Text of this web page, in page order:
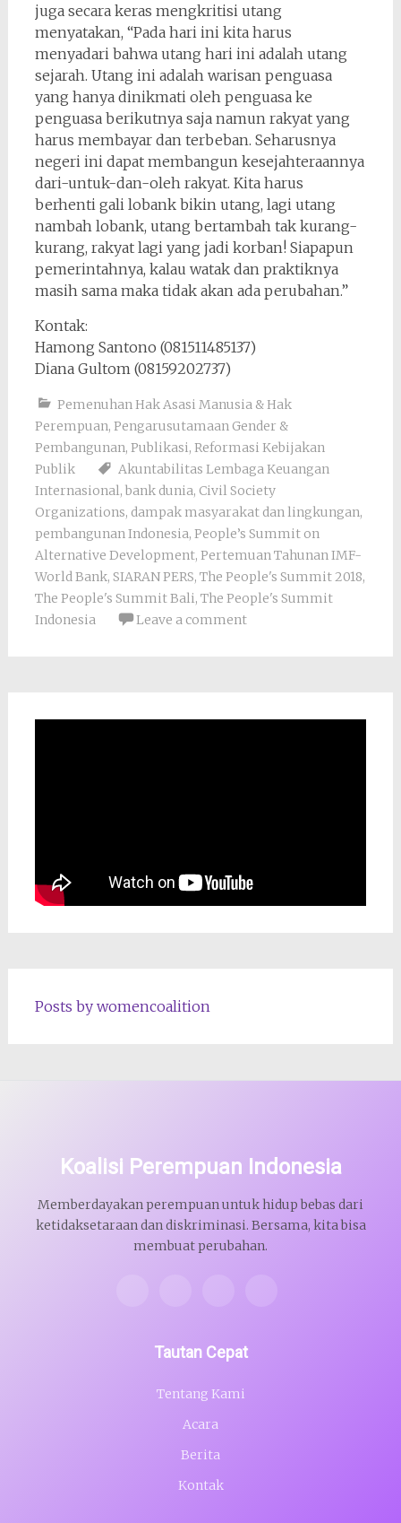
juga secara keras mengkritisi utang
menyatakan, “Pada hari ini kita harus
menyadari bahwa utang hari ini adalah utang
sejarah. Utang ini adalah warisan penguasa
yang hanya dinikmati oleh penguasa ke
penguasa berikutnya saja namun rakyat yang
harus membayar dan terbeban. Seharusnya
negeri ini dapat membangun kesejahteraannya
dari-untuk-dan-oleh rakyat. Kita harus
berhenti gali lobank bikin utang, lagi utang
nambah lobank, utang bertambah tak kurang-
kurang, rakyat lagi yang jadi korban! Siapapun
pemerintahnya, kalau watak dan praktiknya
masih sama maka tidak akan ada perubahan.”
Kontak:
Hamong Santono (081511485137)
Diana Gultom (08159202737)
Pemenuhan Hak Asasi Manusia & Hak
Perempuan, Pengarusutamaan Gender &
Pembangunan, Publikasi, Reformasi Kebijakan
Publik
Akuntabilitas Lembaga Keuangan
Internasional, bank dunia, Civil Society
Organizations, dampak masyarakat dan lingkungan,
pembangunan Indonesia, People’s Summit on
Alternative Development, Pertemuan Tahunan IMF-
World Bank, SIARAN PERS, The People's Summit 2018,
The People's Summit Bali, The People's Summit
Indonesia
Leave a comment
Posts by womencoalition
Koalisi Perempuan Indonesia
Memberdayakan perempuan untuk hidup bebas dari
ketidaksetaraan dan diskriminasi. Bersama, kita bisa
membuat perubahan.
Tautan Cepat
Tentang Kami
Acara
Berita
Kontak